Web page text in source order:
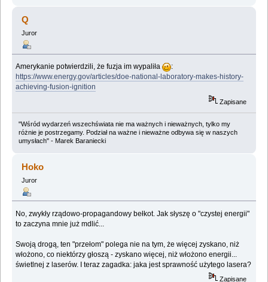
Q
Juror
Amerykanie potwierdzili, że fuzja im wypaliła
:
https://www.energy.gov/articles/doe-national-laboratory-makes-history-
achieving-fusion-ignition
Zapisane
"Wśród wydarzeń wszechświata nie ma ważnych i nieważnych, tylko my
różnie je postrzegamy. Podział na ważne i nieważne odbywa się w naszych
umysłach" - Marek Baraniecki
Hoko
Juror
No, zwykły rządowo-propagandowy bełkot. Jak słyszę o "czystej energii"
to zaczyna mnie już mdlić...
Swoją drogą, ten "przełom" polega nie na tym, że więcej zyskano, niż
włożono, co niektórzy głoszą - zyskano więcej, niż włożono energii...
świetlnej z laserów. I teraz zagadka: jaka jest sprawność użytego lasera?
Zapisane